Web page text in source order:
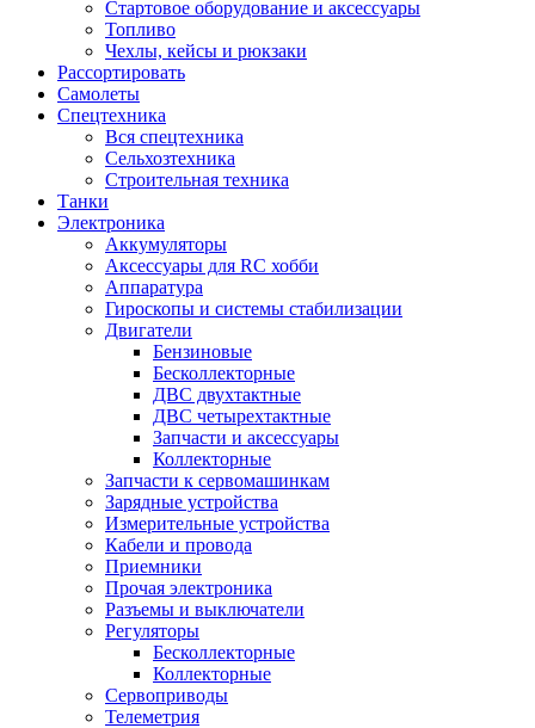
Стартовое оборудование и аксессуары
Топливо
Чехлы, кейсы и рюкзаки
Рассортировать
Самолеты
Спецтехника
Вся спецтехника
Сельхозтехника
Строительная техника
Танки
Электроника
Аккумуляторы
Аксессуары для RC хобби
Аппаратура
Гироскопы и системы стабилизации
Двигатели
Бензиновые
Бесколлекторные
ДВС двухтактные
ДВС четырехтактные
Запчасти и аксессуары
Коллекторные
Запчасти к сервомашинкам
Зарядные устройства
Измерительные устройства
Кабели и провода
Приемники
Прочая электроника
Разъемы и выключатели
Регуляторы
Бесколлекторные
Коллекторные
Сервоприводы
Телеметрия